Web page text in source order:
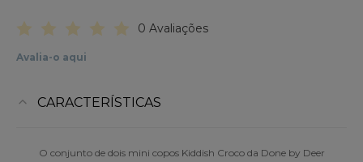
0 Avaliações
Avalia-o aqui
CARACTERÍSTICAS
O conjunto de dois mini copos Kiddish Croco da Done by Deer